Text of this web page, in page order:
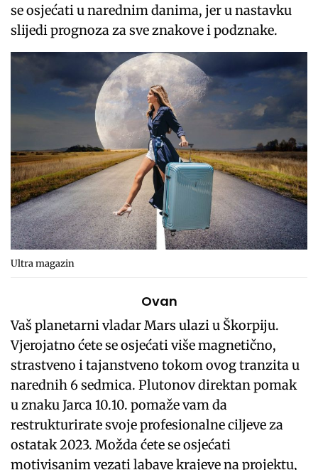
se osjećati u narednim danima, jer u nastavku
slijedi prognoza za sve znakove i podznake.
Ultra magazin
Ovan
Vaš planetarni vladar Mars ulazi u Škorpiju.
Vjerojatno ćete se osjećati više magnetično,
strastveno i tajanstveno tokom ovog tranzita u
narednih 6 sedmica. Plutonov direktan pomak
u znaku Jarca 10.10. pomaže vam da
restrukturirate svoje profesionalne ciljeve za
ostatak 2023. Možda ćete se osjećati
motivisanim vezati labave krajeve na projektu,